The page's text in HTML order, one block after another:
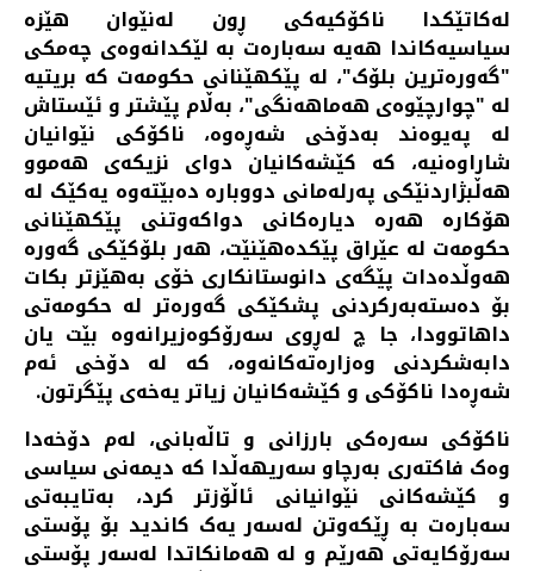
لەکاتێکدا ناکۆکیەکی ڕون لەنێوان هێزە
سیاسیەکاندا هەیە سەبارەت بە لێکدانەوەی چەمکی
"گەورەترین بلۆک"، لە پێکهێنانی حکومەت کە بریتیە
لە "چوارچێوەی هەماهەنگی"، بەڵام پێشتر و ئێستاش
لە پەیوەند بەدۆخی شەڕەوە، ناکۆکی نێوانیان
شاراوەنیە، کە کێشەکانیان دوای نزیکەی هەموو
هەڵبژاردنێکی پەرلەمانی دووبارە دەبێتەوە یەکێک لە
هۆکارە هەرە دیارەکانی دواکەوتنی پێکهێنانی
حکومەت لە عێراق پێکدەهێنێت، هەر بلۆکێکی گەورە
هەوڵدەدات پێگەی دانوستانکاری خۆی بەهێزتر بکات
بۆ دەستەبەرکردنی پشکێکی گەورەتر لە حکومەتی
داهاتوودا، جا چ لەڕوی سەرۆکوەزیرانەوە بێت یان
دابەشکردنی وەزارەتەکانەوە، کە لە دۆخی ئەم
شەڕەدا ناکۆکی و کێشەکانیان زیاتر یەخەی پێگرتون.
ناکۆکی سەرەکی بارزانی و تاڵەبانی، لەم دۆخەدا
وەک فاکتەری بەرچاو سەریهەڵدا کە دیمەنی سیاسی
و کێشەکانی نێوانیانی ئاڵۆزتر کرد، بەتایبەتی
سەبارەت بە ڕێکەوتن لەسەر یەک کاندید بۆ پۆستی
سەرۆکایەتی هەرێم و لە هەمانکاتدا لەسەر پۆستی